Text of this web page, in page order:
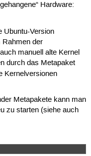
Hardware:
Ubuntu-Version
Rahmen der
auch manuell alte Kernel
durch das Metapaket
Kernelversionen
Metapakete kann man
zu starten (siehe auch